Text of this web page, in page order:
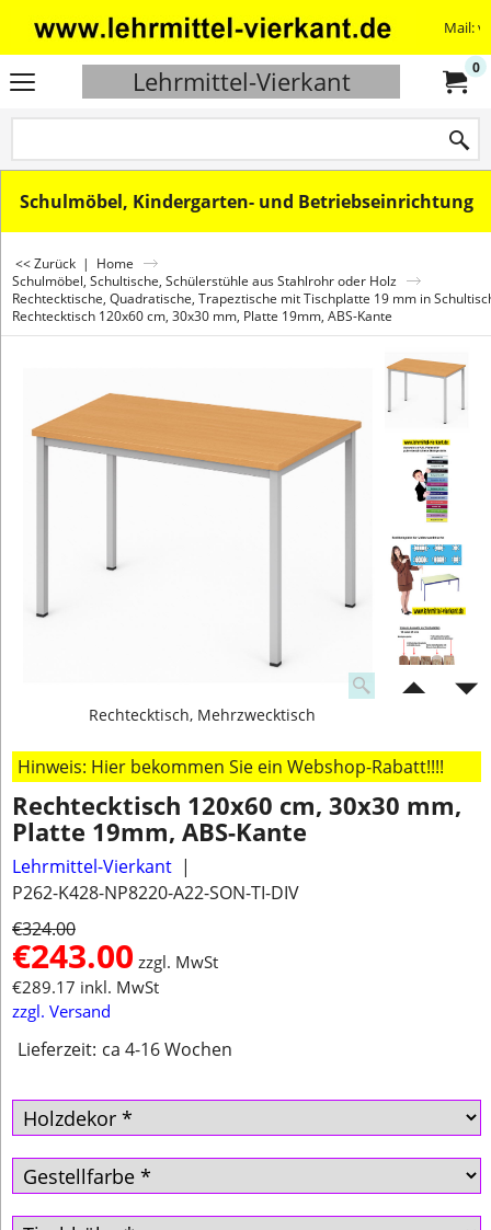
Mail:
Lehrmittel-Vierkant 0
Schulmöbel, Kindergarten- und Betriebseinrichtung
<< Zurück | Home
Schulmöbel, Schultische, Schülerstühle aus Stahlrohr oder Holz
Rechtecktische, Quadratische, Trapeztische mit Tischplatte 19 mm in
Rechtecktisch 120x60 cm, 30x30 mm, Platte 19mm, ABS-Kante
Rechtecktisch, Mehrzwecktisch
Hinweis: Hier bekommen Sie ein Webshop-Rabatt!!!!
Rechtecktisch 120x60 cm, 30x30 mm,
Platte 19mm, ABS-Kante
Lehrmittel-Vierkant
P262-K428-NP8220-A22-SON-TI-DIV
€324.00
€243.00 zzgl. MwSt
€289.17 inkl. MwSt
zzgl. Versand
Lieferzeit: ca 4-16 Wochen